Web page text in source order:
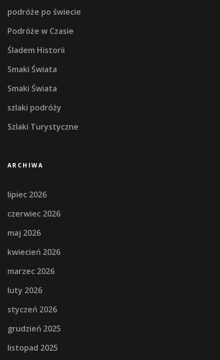
podróże po świecie
Podróże w Czasie
Śladem Historii
Smaki Świata
Smaki Świata
szlaki podróży
Szlaki Turystyczne
ARCHIWA
lipiec 2026
czerwiec 2026
maj 2026
kwiecień 2026
marzec 2026
luty 2026
styczeń 2026
grudzień 2025
listopad 2025